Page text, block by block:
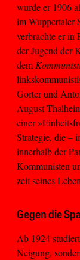
wurde er 1906
im Wuppertaler
verbrachte er in
der Jugend der
dem
Gorter und
August
einer
Strategie, die –
innerhalb der
Kommunisten
zeit seines
Gegen die
Ab 1924
Neigung,